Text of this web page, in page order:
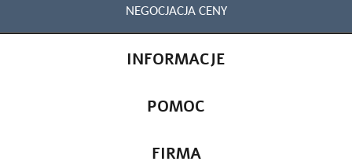
NEGOCJACJA CENY
INFORMACJE
POMOC
FIRMA